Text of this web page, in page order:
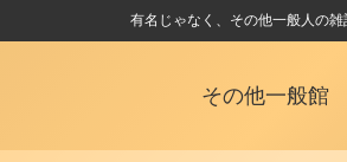
有名じゃなく、その他一般人の雑
その他一般館